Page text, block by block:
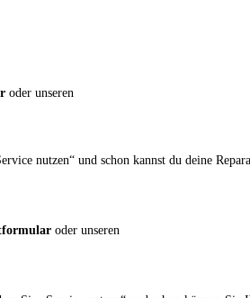
oder unseren
nutzen“ und schon kannst du deine
oder unseren